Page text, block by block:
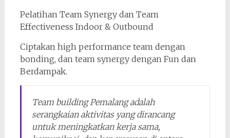
Pelatihan Team Synergy dan Team
Effectiveness Indoor & Outbound
Ciptakan high performance team dengan
bonding, dan team synergy dengan Fun dan
Berdampak.
Team building Pemalang adalah
serangkaian aktivitas yang dirancang
untuk meningkatkan kerja sama,